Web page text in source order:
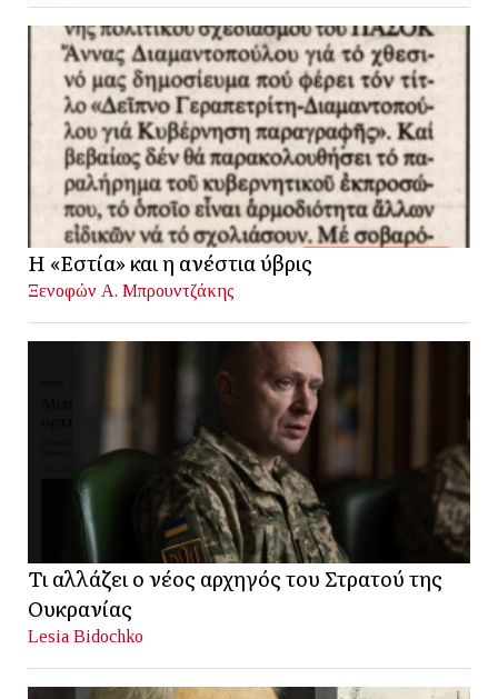
Η «Εστία» και η ανέστια ύβρις
Ξενοφών Α. Μπρουντζάκης
Τι αλλάζει ο νέος αρχηγός του Στρατού της
Ουκρανίας
Lesia Bidochko